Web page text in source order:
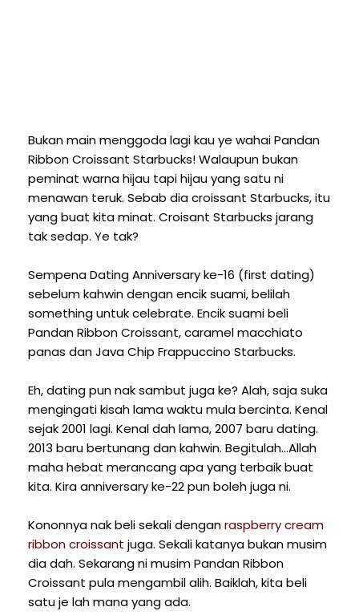
Bukan main menggoda lagi kau ye wahai Pandan
Ribbon Croissant Starbucks! Walaupun bukan
peminat warna hijau tapi hijau yang satu ni
menawan teruk. Sebab dia croissant Starbucks, itu
yang buat kita minat. Croisant Starbucks jarang
tak sedap. Ye tak?
Sempena Dating Anniversary ke-16 (first dating)
sebelum kahwin dengan encik suami, belilah
something untuk celebrate. Encik suami beli
Pandan Ribbon Croissant, caramel macchiato
panas dan Java Chip Frappuccino Starbucks.
Eh, dating pun nak sambut juga ke? Alah, saja suka
mengingati kisah lama waktu mula bercinta. Kenal
sejak 2001 lagi. Kenal dah lama, 2007 baru dating.
2013 baru bertunang dan kahwin. Begitulah...Allah
maha hebat merancang apa yang terbaik buat
kita. Kira anniversary ke-22 pun boleh juga ni.
Kononnya nak beli sekali denganraspberry cream
ribbon croissant juga. Sekali katanya bukan musim
dia dah. Sekarang ni musim Pandan Ribbon
Croissant pula mengambil alih. Baiklah, kita beli
satu je lah mana yang ada.